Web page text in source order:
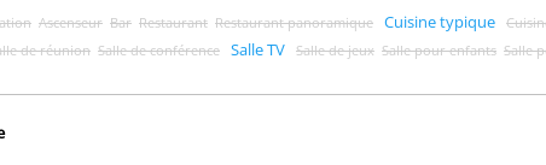
Ascenseur Bar Restaurant Restaurant panoramique Cuisine typique
de réunion Salle de conférence Salle TV Salle de jeux Salle pour enfants Salle